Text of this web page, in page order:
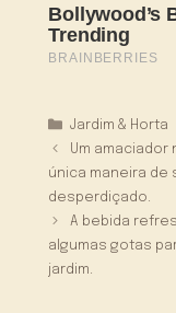
Categorias
Jardim & Horta
Um amaciador
única maneira de
desperdiçado.
A bebida
algumas gotas
jardim.